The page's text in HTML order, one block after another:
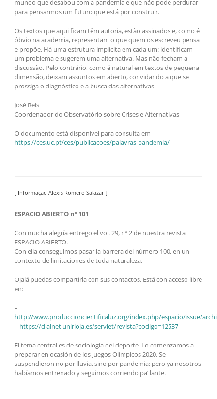
mundo que desabou com a pandemia e que não pode perdurar
para pensarmos um futuro que está por construir.
Os textos que aqui ficam têm autoria, estão assinados e, como é
óbvio na academia, representam o que quem os escreveu pensa
e propõe. Há uma estrutura implícita em cada um: identificam
um problema e sugerem uma alternativa. Mas não fecham a
discussão. Pelo contrário, como é natural em textos de pequena
dimensão, deixam assuntos em aberto, convidando a que se
prossiga o diagnóstico e a busca das alternativas.
José Reis
Coordenador do Observatório sobre Crises e Alternativas
O documento está disponível para consulta em
https://ces.uc.pt/ces/publicacoes/palavras-pandemia/
[ Informação Alexis Romero Salazar ]
ESPACIO ABIERTO nº 101
Con mucha alegría entrego el vol. 29, nº 2 de nuestra revista
ESPACIO ABIERTO.
Con ella conseguimos pasar la barrera del número 100, en un
contexto de limitaciones de toda naturaleza.
Ojalá puedas compartirla con sus contactos. Está con acceso libre
en:
–
http://www.produccioncientificaluz.org/index.php/espacio/issue/
– https://dialnet.unirioja.es/servlet/revista?codigo=12537
El tema central es de sociología del deporte. Lo comenzamos a
preparar en ocasión de los Juegos Olímpicos 2020. Se
suspendieron no por lluvia, sino por pandemia; pero ya nosotros
habíamos entrenado y seguimos corriendo pa’ lante.